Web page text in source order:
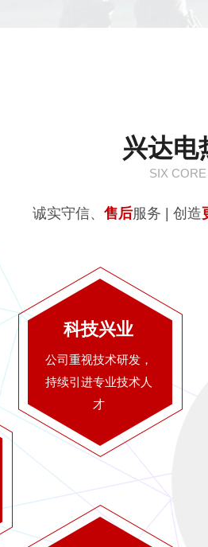
兴达电
SIX
诚实守信、 售后服务 | 创造
科技兴业
公司重视技术研发，
持续引进专业技术人
才